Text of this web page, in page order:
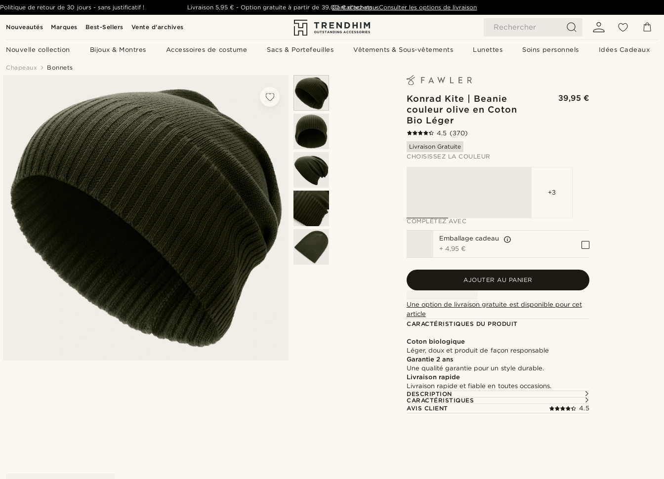
Nouveautés Marques Best-Sellers Vente d'archives Rechercher
Nouvelle collection Bijoux & Montres Accessoires de costume Sacs & Portefeuilles Vêtements & Sous-vêtements Lunettes Soins personnels Idées Cadeaux
Politique de retour de 30 jours - sans justificatif ! Livraison 5,95 € -Option gratuite à partir de 39,00 € d'achats- Consulter les options de livraison
Contactez-nous
Chapeaux Bonnets
Konrad Kite | Beanie
couleur olive en Coton
Bio Léger
39,95 €
4.5 (370)
Livraison Gratuite
CHOISISSEZ LA COULEUR
+3
COMPLÉTEZ AVEC
Emballage cadeau
+4,95 €
AJOUTER AU PANIER
Une option de livraison gratuite est disponible pour cet
article
CARACTÉRISTIQUES DU PRODUIT
Coton biologique
Léger, doux et produit de façon responsable
Garantie 2 ans
Une qualité garantie pour un style durable.
Livraison rapide
Livraison rapide et fiable en toutes occasions.
DESCRIPTION
CARACTÉRISTIQUES
AVIS CLIENT
4.5